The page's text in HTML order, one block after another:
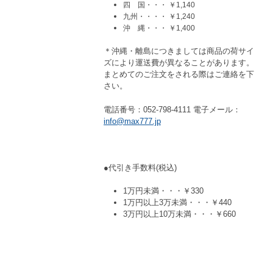
四 国・・・ ￥1,140
九州・・・・ ￥1,240
沖 縄・・・ ￥1,400
＊沖縄・離島につきましては商品の荷サイ
ズにより運送費が異なることがあります。
まとめてのご注文をされる際はご連絡を下
さい。
電話番号：052-798-4111 電子メール：
info@max777.jp
●代引き手数料(税込)
1万円未満・・・￥330
1万円以上3万未満・・・￥440
3万円以上10万未満・・・￥660